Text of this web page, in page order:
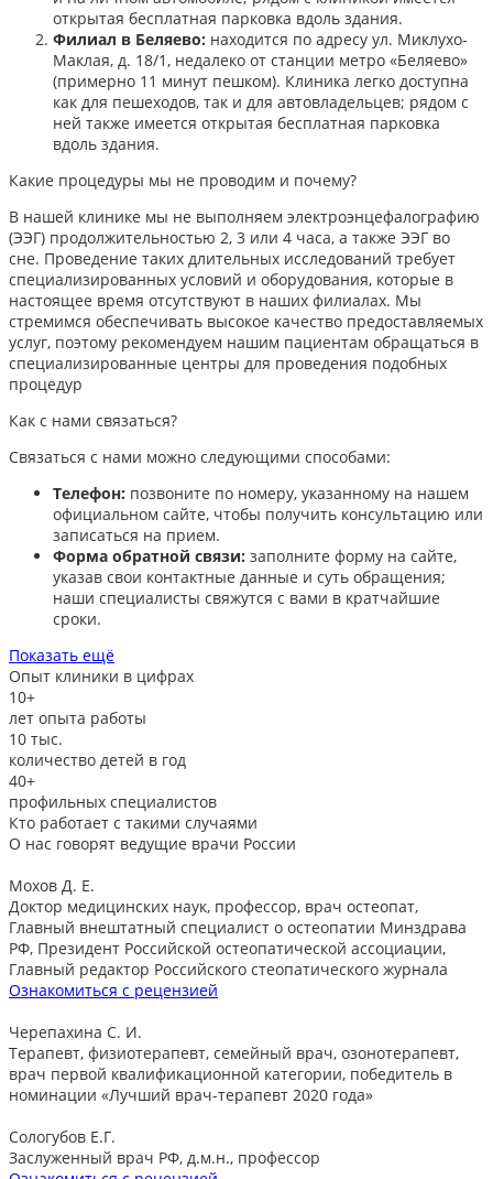
открытая бесплатная парковка вдоль здания.
Филиал в Беляево: находится по адресу ул. Миклухо-
Маклая, д. 18/1, недалеко от станции метро «Беляево»
(примерно 11 минут пешком). Клиника легко доступна
как для пешеходов, так и для автовладельцев; рядом с
ней также имеется открытая бесплатная парковка
вдоль здания.
Какие процедуры мы не проводим и почему?
В нашей клинике мы не выполняем электроэнцефалографию
(ЭЭГ) продолжительностью 2, 3 или 4 часа, а также ЭЭГ во
сне. Проведение таких длительных исследований требует
специализированных условий и оборудования, которые в
настоящее время отсутствуют в наших филиалах. Мы
стремимся обеспечивать высокое качество предоставляемых
услуг, поэтому рекомендуем нашим пациентам обращаться в
специализированные центры для проведения подобных
процедур
Как с нами связаться?
Связаться с нами можно следующими способами:​
Телефон: позвоните по номеру, указанному на нашем
официальном сайте, чтобы получить консультацию или
записаться на прием.​
Форма обратной связи: заполните форму на сайте,
указав свои контактные данные и суть обращения;
наши специалисты свяжутся с вами в кратчайшие
сроки.​
Показать ещё
Опыт клиники в цифрах
10+
лет опыта работы
10 тыс.
количество детей в год
40+
профильных специалистов
Кто работает с такими случаями
О нас говорят ведущие врачи России
Мохов Д. Е.
Доктор медицинских наук, профессор, врач остеопат,
Главный внештатный специалист о остеопатии Минздрава
РФ, Президент Российской остеопатической ассоциации,
Главный редактор Российского стеопатического журнала
Ознакомиться с рецензией
Черепахина С. И.
Терапевт, физиотерапевт, семейный врач, озонотерапевт,
врач первой квалификационной категории, победитель в
номинации «Лучший врач-терапевт 2020 года»
Сологубов Е.Г.
Заслуженный врач РФ, д.м.н., профессор